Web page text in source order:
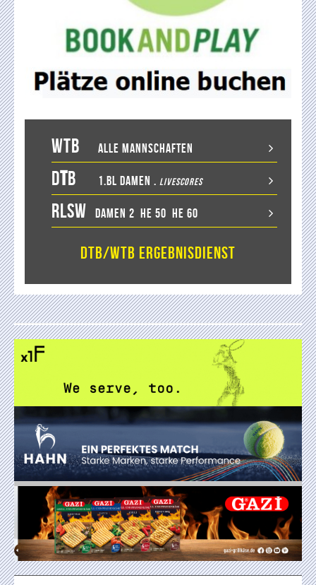
WTB Alle Mannschaften
DTB 1.BL Damen . LiveScores
RLSW Damen 2 He 50 He 60
DTB/WTB Ergebnisdienst